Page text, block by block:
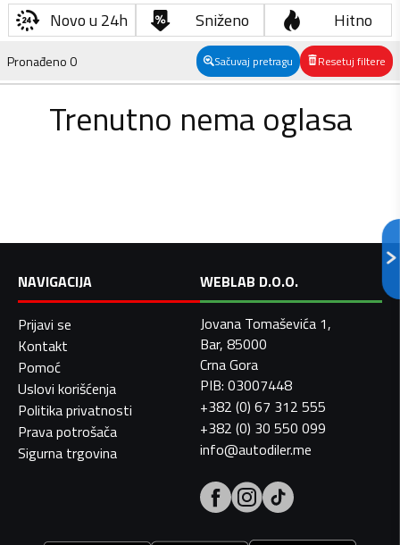
Novo u 24h Sniženo Hitno
Pronađeno0 Sačuvaj pretragu Resetuj filtere
Trenutno nema oglasa
NAVIGACIJA
Prijavi se
Kontakt
Pomoć
Uslovi korišćenja
Politika privatnosti
Prava potrošača
Sigurna trgovina
WEBLAB D.O.O.
Jovana Tomaševića 1,
Bar, 85000
Crna Gora
PIB: 03007448
+382 (0) 67 312 555
+382 (0) 30 550 099
info@autodiler.me